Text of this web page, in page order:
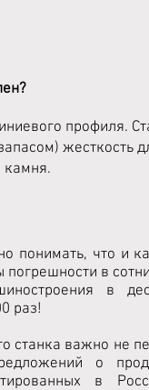
профиля.
жесткость
камня.
понимать, что и
в
в
раз!
важно не
о
в